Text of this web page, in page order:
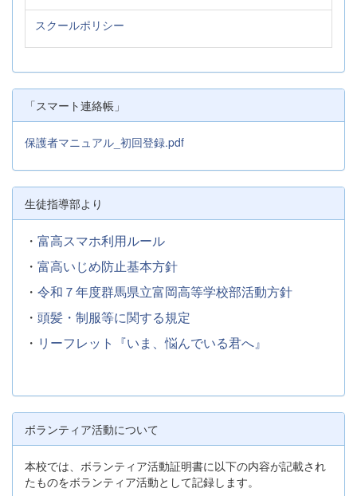
スクールポリシー
「スマート連絡帳」
保護者マニュアル_初回登録.pdf
生徒指導部より
・ 富高スマホ利用ルール
・ 富高いじめ防止基本方針
・ 令和７年度群馬県立富岡高等学校部活動方針
・ 頭髪・制服等に関する規定
・ リーフレット『いま、悩んでいる君へ』
ボランティア活動について
本校では、ボランティア活動証明書に以下の内容が記載され
たものをボランティア活動として記録します。